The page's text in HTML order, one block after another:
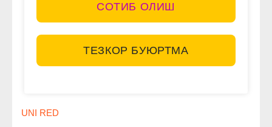
СОТИБ ОЛИШ
ТЕЗКОР БУЮРТМА
UNI RED